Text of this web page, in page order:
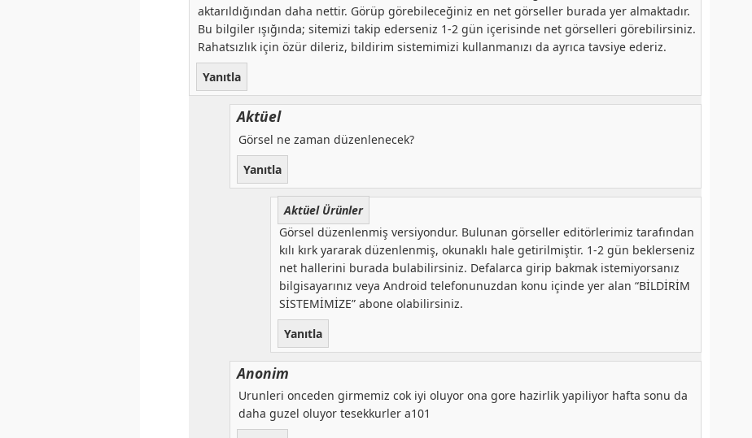
aktarıldığından daha nettir. Görüp görebileceğiniz en net görseller burada yer almaktadır.
Bu bilgiler ışığında; sitemizi takip ederseniz 1-2 gün içerisinde net görselleri görebilirsiniz.
Rahatsızlık için özür dileriz, bildirim sistemimizi kullanmanızı da ayrıca tavsiye ederiz.
Yanıtla
Aktüel
Görsel ne zaman düzenlenecek?
Yanıtla
Aktüel Ürünler
Görsel düzenlenmiş versiyondur. Bulunan görseller editörlerimiz tarafından
kılı kırk yararak düzenlenmiş, okunaklı hale getirilmiştir. 1-2 gün beklerseniz
net hallerini burada bulabilirsiniz. Defalarca girip bakmak istemiyorsanız
bilgisayarınız veya Android telefonunuzdan konu içinde yer alan “BİLDİRİM
SİSTEMİMİZE” abone olabilirsiniz.
Yanıtla
Anonim
Urunleri onceden girmemiz cok iyi oluyor ona gore hazirlik yapiliyor hafta sonu da
daha guzel oluyor tesekkurler a101